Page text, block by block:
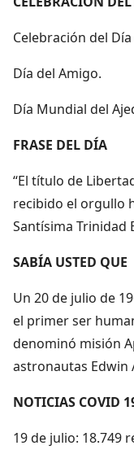
Celebración del
Día del Amigo.
Día Mundial del
FRASE DEL DÍA
“El título de
recibido el orgullo
Santísima Trinidad
SABÍA USTED QUE
Un 20 de julio de
el primer ser
denominó misión
astronautas Edwin
NOTICIAS COVID
19 de julio: 18.749